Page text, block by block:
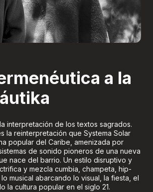
a la
interpretación de los textos sagrados.
la reinterpretación que Systema Solar
popular del Caribe, amenizada por
de sonido pioneros de una nueva
nace del barrio. Un estilo disruptivo y
y mezcla cumbia, champeta, hip-
musical abarcando lo visual, la fiesta, el
la cultura popular en el siglo 21.